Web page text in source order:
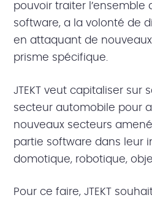
pouvoir traiter l’ensemble
software, a la volonté de
en attaquant de
prisme spécifique.
JTEKT veut capitaliser sur
secteur automobile pour
nouveaux secteurs
partie software dans leur
domotique, robotique,
Pour ce faire, JTEKT